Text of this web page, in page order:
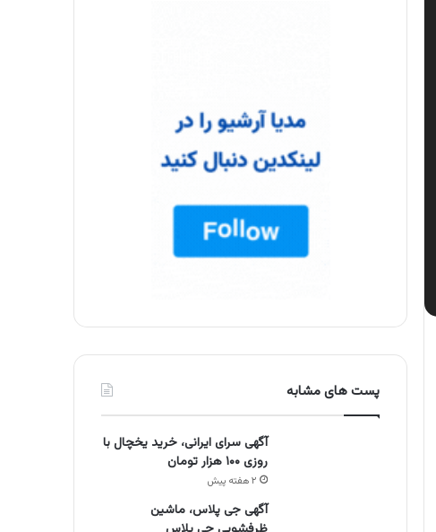
پست های مشابه
آگهی سرای ایرانی، خرید یخچال با
روزی ۱۰۰ هزار تومان
۲ هفته پیش
آگهی جی پلاس، ماشین